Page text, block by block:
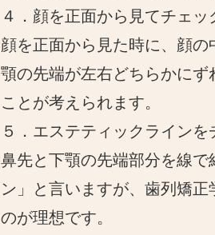
４．顔を正面から見てチェッ
顔を正面から見た時に、顔の
顎の先端が左右どちらかに
ことが考えられます。
５．エステティックラインを
鼻先と下顎の先端部分を線
ン」と言いますが、歯列矯
のが理想です。